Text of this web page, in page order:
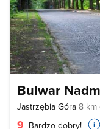
Bulwar
Jastrzębia Góra 8 km
9 Bardzo dobry!